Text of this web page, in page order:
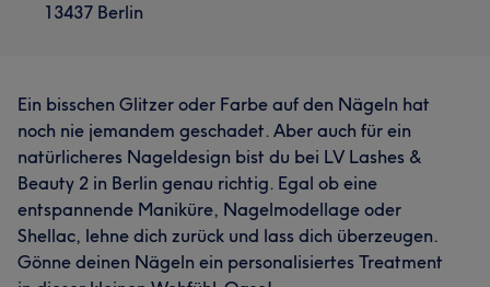
13437 Berlin
Ein bisschen Glitzer oder Farbe auf den Nägeln hat
noch nie jemandem geschadet. Aber auch für ein
natürlicheres Nageldesign bist du bei LV Lashes &
Beauty 2 in Berlin genau richtig. Egal ob eine
entspannende Maniküre, Nagelmodellage oder
Shellac, lehne dich zurück und lass dich überzeugen.
Gönne deinen Nägeln ein personalisiertes Treatment